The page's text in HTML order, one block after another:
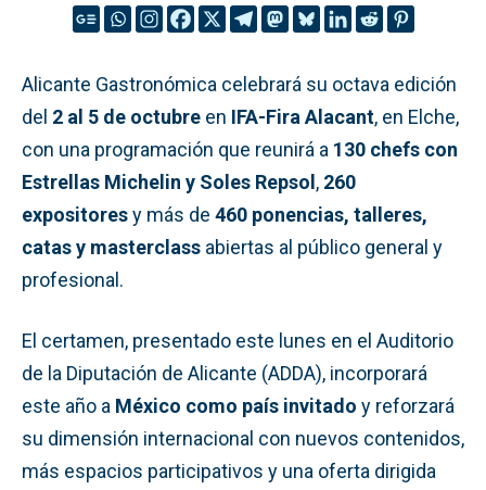
Alicante Gastronómica celebrará su octava edición
del 2 al 5 de octubre en IFA-Fira Alacant, en Elche,
con una programación que reunirá a 130 chefs con
Estrellas Michelin y Soles Repsol, 260
expositoresy más de 460 ponencias, talleres,
catas y masterclass abiertas al público general y
profesional.
El certamen, presentado este lunes en el Auditorio
de la Diputación de Alicante (ADDA), incorporará
este año a México como país invitado y reforzará
su dimensión internacional con nuevos contenidos,
más espacios participativos y una oferta dirigida